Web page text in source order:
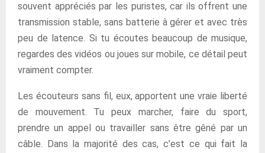
souvent appréciés par les puristes, car ils offrent une
transmission stable, sans batterie à gérer et avec très
peu de latence. Si tu écoutes beaucoup de musique,
regardes des vidéos ou joues sur mobile, ce détail peut
vraiment compter.
Les écouteurs sans fil, eux, apportent une vraie liberté
de mouvement. Tu peux marcher, faire du sport,
prendre un appel ou travailler sans être gêné par un
câble. Dans la majorité des cas, c’est ce qui fait la